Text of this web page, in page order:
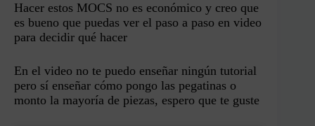
Hacer estos MOCS no es económico y creo que
es bueno que puedas ver el paso a paso en video
para decidir qué hacer
En el video no te puedo enseñar ningún tutorial
pero sí enseñar cómo pongo las pegatinas o
monto la mayoría de piezas, espero que te guste